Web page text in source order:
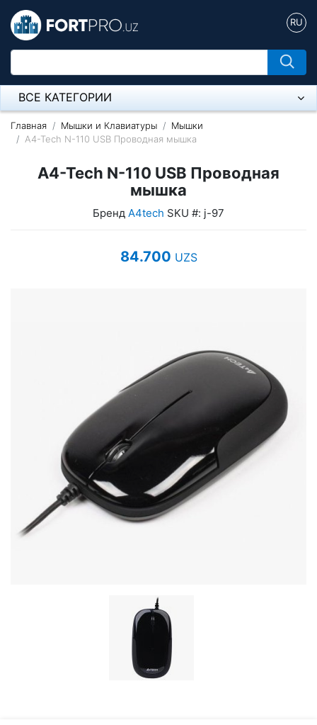
RU
ВСЕ КАТЕГОРИИ
Микрофон
Оборудование Mikrotik
UPS Источники бесперебойного питания
Мышки и Клавиатуры
Наушники
Сетевое оборудование
Системы охлаждения
Видеоконференцсвязь
Главная Мышки и Клавиатуры
Мышки
A4-Tech N-110 USB Проводная мышка
A4-Tech N-110 USB Проводная
мышка
Бренд A4tech SKU #: j-97
84.700 UZS